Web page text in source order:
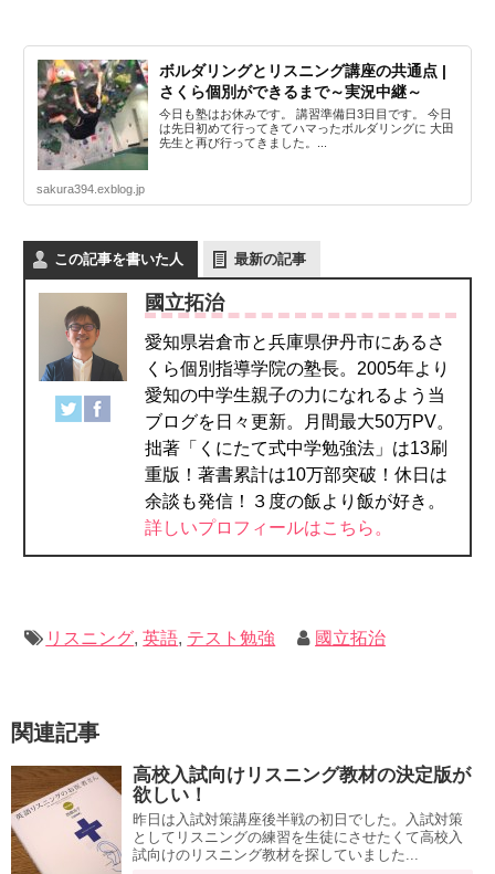
ボルダリングとリスニング講座の共通点 |
さくら個別ができるまで～実況中継～
今日も塾はお休みです。 講習準備日3日目です。 今日
は先日初めて行ってきてハマったボルダリングに 大田
先生と再び行ってきました。...
sakura394.exblog.jp
この記事を書いた人 最新の記事
國立拓治
愛知県岩倉市と兵庫県伊丹市にあるさ
くら個別指導学院の塾長。2005年より
愛知の中学生親子の力になれるよう当
ブログを日々更新。月間最大50万PV。
拙著「くにたて式中学勉強法」は13刷
重版！著書累計は10万部突破！休日は
余談も発信！３度の飯より飯が好き。
詳しいプロフィールはこちら。
リスニング,英語, テスト勉強 國立拓治
関連記事
高校入試向けリスニング教材の決定版が
欲しい！
昨日は入試対策講座後半戦の初日でした。入試対策
としてリスニングの練習を生徒にさせたくて高校入
試向けのリスニング教材を探していました...